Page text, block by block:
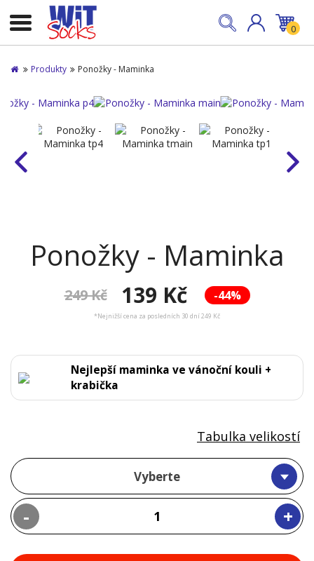
0
Produkty Ponožky - Maminka
Ponožky - Maminka
-44%
249 Kč 139 Kč
*Nejnižší cena za posledních 30 dní 249 Kč
Nejlepší maminka ve vánoční kouli +
krabička
Vyberte
- +
Tabulka velikostí